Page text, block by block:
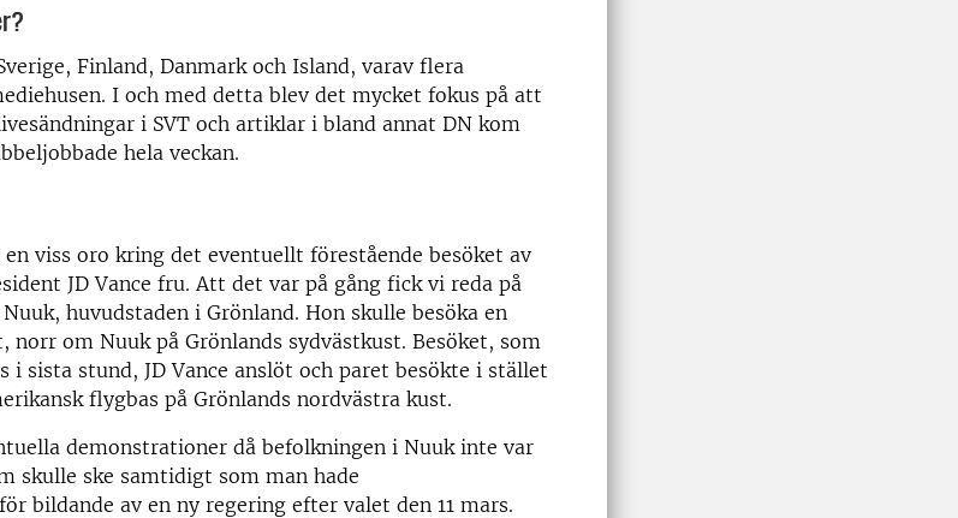
Finland, Danmark och Island, varav flera
I och med detta blev det mycket fokus på att
i SVT och artiklar i bland annat DN kom
hela veckan.
viss oro kring det eventuellt förestående besöket av
JD Vance fru. Att det var på gång fick vi reda på
huvudstaden i Grönland. Hon skulle besöka en
norr om Nuuk på Grönlands sydvästkust. Besöket, som
sista stund, JD Vance anslöt och paret besökte i stället
flygbas på Grönlands nordvästra kust.
demonstrationer då befolkningen i Nuuk inte var
skulle ske samtidigt som man hade
bildande av en ny regering efter valet den 11 mars.